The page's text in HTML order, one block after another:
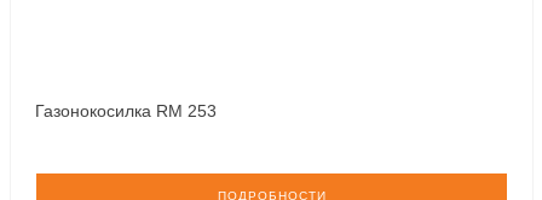
Газонокосилка RM 253
ПОДРОБНОСТИ